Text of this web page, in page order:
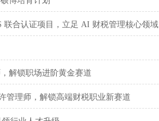
合认证项目，立足 AI 财税管理核心领域
解锁职场进阶黄金赛道
管理师，解锁高端财税职业新赛道